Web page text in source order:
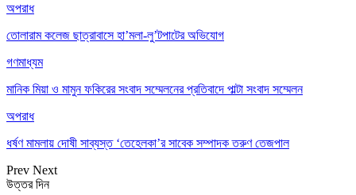
অপরাধ
তোলারাম কলেজ ছাত্রাবাসে হা’মলা-লু’টপাটের অভিযোগ
গণমাধ্যম
মানিক মিয়া ও মামুন ফকিরের সংবাদ সম্মেলনের প্রতিবাদে পাল্টা সংবাদ সম্মেলন
অপরাধ
ধর্ষণ মামলায় দোষী সাব্যস্ত ‘তেহেলকা’র সাবেক সম্পাদক তরুণ তেজপাল
Prev Next
উত্তর দিন